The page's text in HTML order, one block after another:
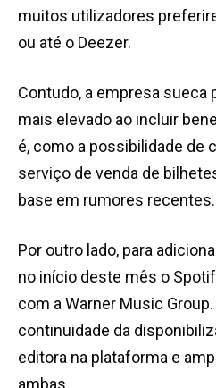
muitos utilizadores
ou até o Deezer.
Contudo, a empresa
mais elevado ao incluir
é, como a possibilidade de
serviço de venda de
base em rumores recentes.
Por outro lado, para
no início deste mês o
com a Warner Music
continuidade da
editora na plataforma e